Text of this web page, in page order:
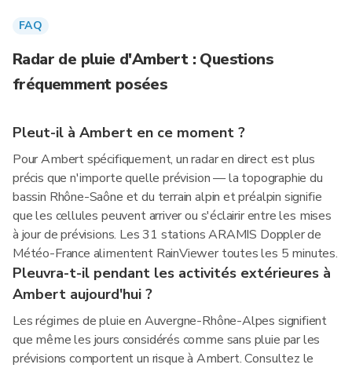
FAQ
Radar de pluie d'Ambert : Questions
fréquemment posées
Pleut-il à Ambert en ce moment ?
Pour Ambert spécifiquement, un radar en direct est plus
précis que n'importe quelle prévision — la topographie du
bassin Rhône-Saône et du terrain alpin et préalpin signifie
que les cellules peuvent arriver ou s'éclairir entre les mises
à jour de prévisions. Les 31 stations ARAMIS Doppler de
Météo-France alimentent RainViewer toutes les 5 minutes.
Pleuvra-t-il pendant les activités extérieures à
Ambert aujourd'hui ?
Les régimes de pluie en Auvergne-Rhône-Alpes signifient
que même les jours considérés comme sans pluie par les
prévisions comportent un risque à Ambert. Consultez le